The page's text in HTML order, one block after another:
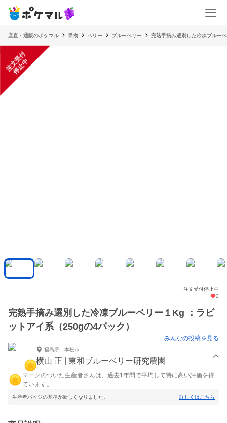
産直・通販のポケマル 果物 ベリー ブルーベリー 完熟手摘み選別した冷凍ブルー
注
文
受
付
停
止
中
注文受付停止中
2
完熟手摘み選別した冷凍ブルーベリー１Kg ：ラビ
ットアイ系（250gの4パック）
みんなの投稿を見る
福島県二本松市
横山 正 | 東和ブルーベリー研究農園
マークのついた生産者さんは、過去1年間で平均して特に高い評価を得
ています。
生産者バッジの基準が新しくなりました。 詳しくはこちら